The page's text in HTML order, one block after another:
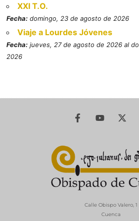
XXI T.O.
Fecha: domingo, 23 de agosto de 2026
Viaje a Lourdes Jóvenes
Fecha: jueves, 27 de agosto de 2026 al
2026
Calle Obispo Valero, 1
Cuenca